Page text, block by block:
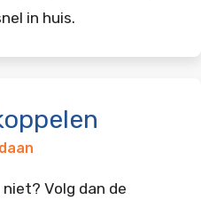
in huis.
Volg dan de